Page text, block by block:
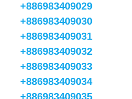
+886983409029
+886983409030
+886983409031
+886983409032
+886983409033
+886983409034
+886983409035